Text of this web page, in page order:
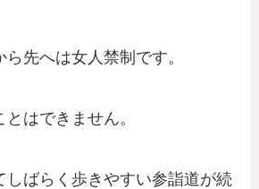
先へは女人禁制です。
はできません。
しばらく歩きやすい参詣道が続